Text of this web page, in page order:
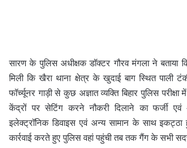
सारण के पुलिस अधीक्षक डॉक्टर गौरव मंगला ने बताया
मिली कि खैरा थाना क्षेत्र के खुदाई बाग स्थित पाली
फॉर्च्यूनर गाड़ी से कुछ अज्ञात व्यक्ति बिहार पुलिस परीक्षा
केंद्रों पर सेटिंग करने नौकरी दिलाने का फर्जी
इलेक्ट्रॉनिक डिवाइस एवं अन्य सामान के साथ इकट्ठा
कार्रवाई करते हुए पुलिस वहां पहुंची तब तक गैंग के सभी